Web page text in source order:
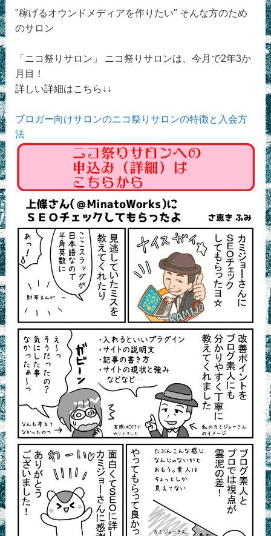
"稼げるオウンドメディアを作りたい" そんな方のため
のサロン
「ニコ祭りサロン」 ニコ祭りサロンは、今月で2年3か
月目！
詳しい詳細はこちら↓↓
ブロガー向けサロンのニコ祭りサロンの特徴と入会方
法